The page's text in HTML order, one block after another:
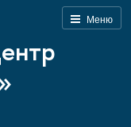
Меню